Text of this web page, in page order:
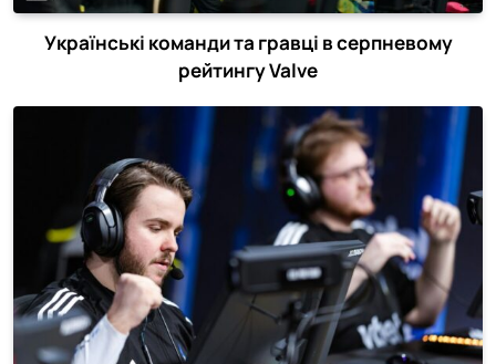
Українські команди та гравці в серпневому
рейтингу Valve